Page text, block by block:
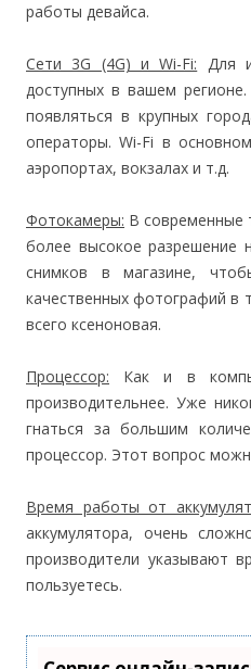
работы девайса.
Сети 3G (4G) и Wi-Fi: Для
доступных в вашем
появляться в крупных
операторы. Wi-Fi в
аэропортах, вокзалах и т.д.
Фотокамеры: В современные
более высокое разрешение
снимков в магазине,
качественных фотографий
всего ксеноновая.
Процессор: Как и в
производительнее. Уже
гнаться за большим
процессор. Этот вопрос
Время работы от
аккумулятора, очень
производители
пользуетесь.